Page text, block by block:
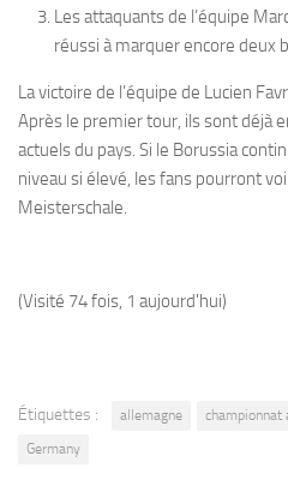
Les attaquants de l’équipe
réussi à marquer encore deux
La victoire de l’équipe de Lucien
Après le premier tour, ils sont déjà
actuels du pays. Si le Borussia
niveau si élevé, les fans pourront
Meisterschale.
(Visité 74 fois, 1 aujourd'hui)
Étiquettes : allemagne championnat
Germany